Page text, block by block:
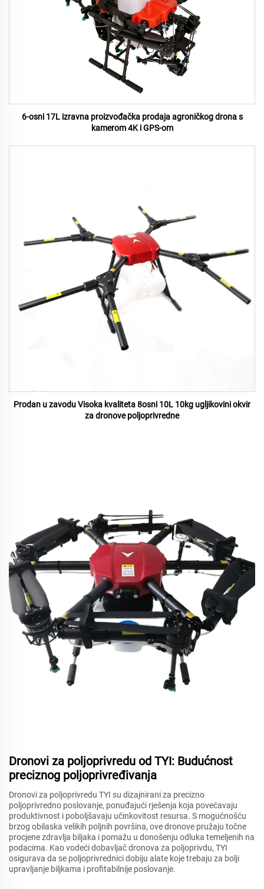
6-osni 17L izravna proizvođačka prodaja agroničkog drona s
kamerom 4K i GPS-om
Prodan u zavodu Visoka kvaliteta 8osni 10L 10kg ugljikovini okvir
za dronove poljoprivredne
Dronovi za poljoprivredu od TYI: Budućnost
preciznog poljoprivređivanja
Dronovi za poljoprivredu TYI su dizajnirani za precizno
poljoprivredno poslovanje, ponuđajući rješenja koja povećavaju
produktivnost i poboljšavaju učinkovitost resursa. S mogućnošću
brzog obilaska velikih poljnih površina, ove dronove pružaju točne
procjene zdravlja biljaka i pomažu u donošenju odluka temeljenih na
podacima. Kao vodeći dobavljač dronova za poljoprivdu, TYI
osigurava da se poljoprivrednici dobiju alate koje trebaju za bolji
upravljanje biljkama i profitabilnije poslovanje.